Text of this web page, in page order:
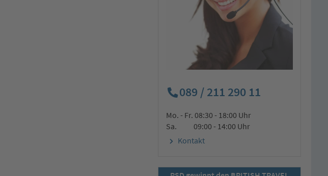
089 / 211 290 11
Mo. - Fr. 08:30 - 18:00 Uhr
Sa. 09:00 - 14:00 Uhr
Kontakt